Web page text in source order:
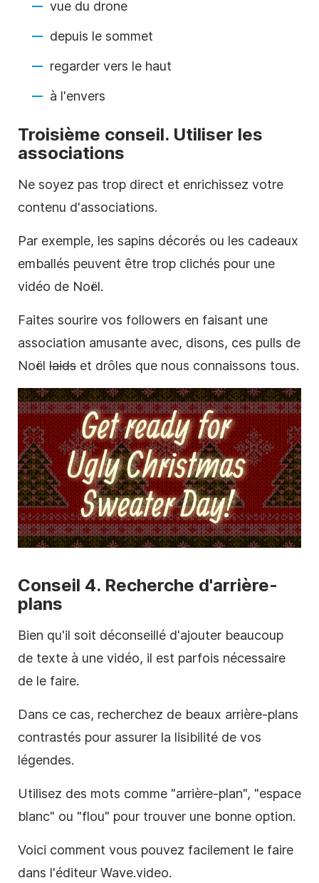
vue du drone
depuis le sommet
regarder vers le haut
à l'envers
Troisième conseil. Utiliser les
associations
Ne soyez pas trop direct et enrichissez votre
contenu d'associations.
Par exemple, les sapins décorés ou les cadeaux
emballés peuvent être trop clichés pour une
vidéo de Noël.
Faites sourire vos followers en faisant une
association amusante avec, disons, ces pulls de
Noël laids et drôles que nous connaissons tous.
Conseil 4. Recherche d'arrière-
plans
Bien qu'il soit déconseillé d'ajouter beaucoup
de texte à une vidéo, il est parfois nécessaire
de le faire.
Dans ce cas, recherchez de beaux arrière-plans
contrastés pour assurer la lisibilité de vos
légendes.
Utilisez des mots comme "arrière-plan", "espace
blanc" ou "flou" pour trouver une bonne option.
Voici comment vous pouvez facilement le faire
dans l'éditeur Wave.video.